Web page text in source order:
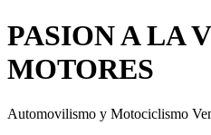
PASION A LA
MOTORES
Automovilismo y Motociclismo